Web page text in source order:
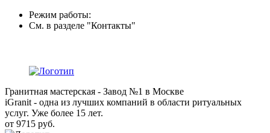
Режим работы:
См. в разделе "Контакты"
Гранитная мастерская - Завод №1 в Москве
iGranit - одна из лучших компаний в области ритуальных
услуг. Уже более 15 лет.
от 9715 руб.